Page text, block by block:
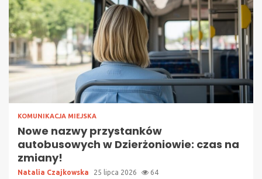
KOMUNIKACJA MIEJSKA
Nowe nazwy przystanków
autobusowych w Dzierżoniowie: czas na
zmiany!
Natalia Czajkowska 25 lipca 2026 64